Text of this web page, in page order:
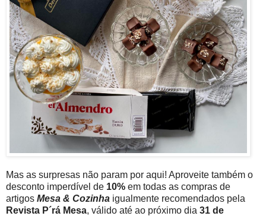
Mas as surpresas não param por aqui! Aproveite também o
desconto imperdível de 10% em todas as compras de
artigos Mesa & Cozinha igualmente recomendados pela
Revista P´rá Mesa, válido até ao próximo dia 31 de